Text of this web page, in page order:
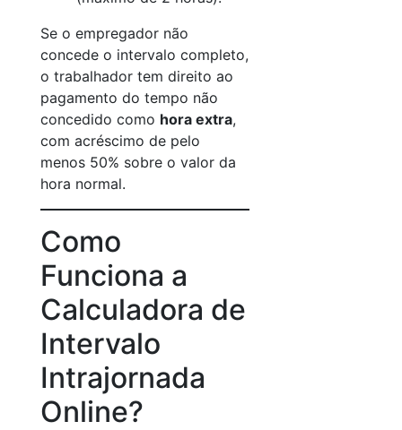
Se o empregador não
concede o intervalo completo,
o trabalhador tem direito ao
pagamento do tempo não
concedido como hora extra,
com acréscimo de pelo
menos 50% sobre o valor da
hora normal.
Como
Funciona a
Calculadora de
Intervalo
Intrajornada
Online?